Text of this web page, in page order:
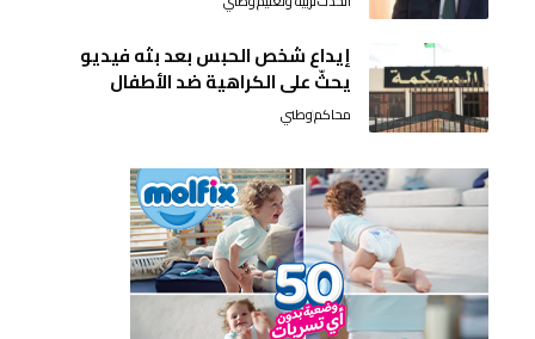
إيداع شخص الحبس بعد بثه فيديو
يحثّ على الكراهية ضد الأطفال
محاكموطني